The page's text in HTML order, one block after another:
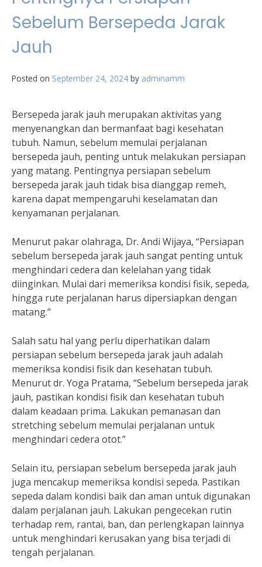
Sebelum Bersepeda Jarak
Jauh
Posted on September 24, 2024 by adminamm
Bersepeda jarak jauh merupakan aktivitas yang
menyenangkan dan bermanfaat bagi kesehatan
tubuh. Namun, sebelum memulai perjalanan
bersepeda jauh, penting untuk melakukan persiapan
yang matang. Pentingnya persiapan sebelum
bersepeda jarak jauh tidak bisa dianggap remeh,
karena dapat mempengaruhi keselamatan dan
kenyamanan perjalanan.
Menurut pakar olahraga, Dr. Andi Wijaya, “Persiapan
sebelum bersepeda jarak jauh sangat penting untuk
menghindari cedera dan kelelahan yang tidak
diinginkan. Mulai dari memeriksa kondisi fisik, sepeda,
hingga rute perjalanan harus dipersiapkan dengan
matang.”
Salah satu hal yang perlu diperhatikan dalam
persiapan sebelum bersepeda jarak jauh adalah
memeriksa kondisi fisik dan kesehatan tubuh.
Menurut dr. Yoga Pratama, “Sebelum bersepeda jarak
jauh, pastikan kondisi fisik dan kesehatan tubuh
dalam keadaan prima. Lakukan pemanasan dan
stretching sebelum memulai perjalanan untuk
menghindari cedera otot.”
Selain itu, persiapan sebelum bersepeda jarak jauh
juga mencakup memeriksa kondisi sepeda. Pastikan
sepeda dalam kondisi baik dan aman untuk digunakan
dalam perjalanan jauh. Lakukan pengecekan rutin
terhadap rem, rantai, ban, dan perlengkapan lainnya
untuk menghindari kerusakan yang bisa terjadi di
tengah perjalanan.